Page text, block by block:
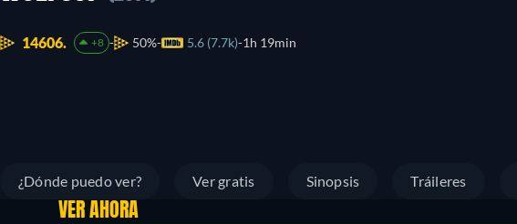
14606. +8 50% 5.6 (7.7k) 1h 19min
¿Dónde puedo ver? Ver gratis Sinopsis Tráileres
VER AHORA